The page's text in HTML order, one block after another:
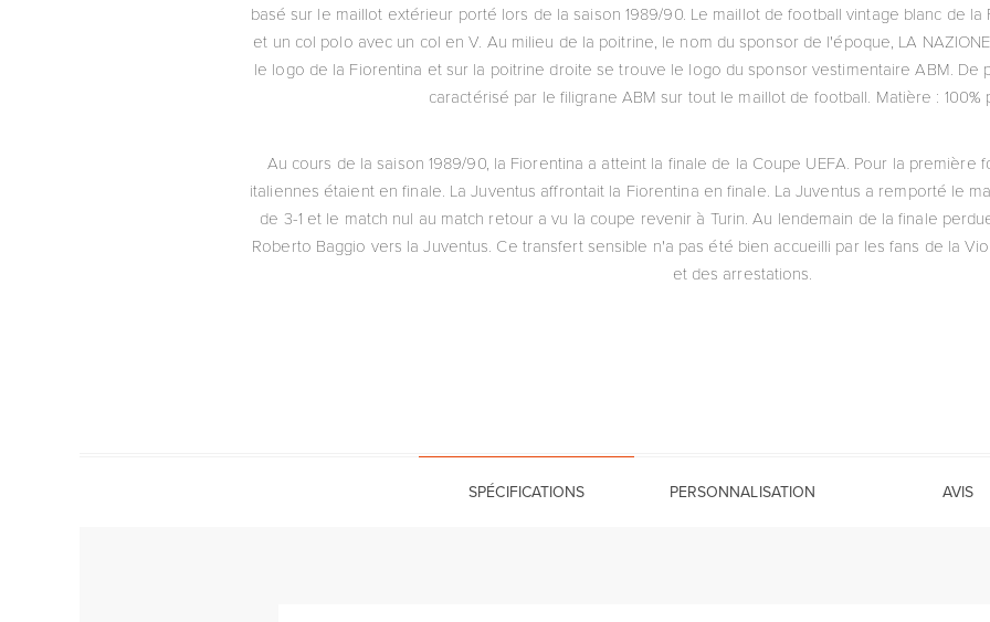
basé sur le maillot extérieur porté lors de la saison 1989/90. Le maillot de football vintage blanc de
et un col polo avec un col en V. Au milieu de la poitrine, le nom du sponsor de l'époque, LA
le logo de la Fiorentina et sur la poitrine droite se trouve le logo du sponsor vestimentaire ABM. De
caractérisé par le filigrane ABM sur tout le maillot de football. Matière : 100%
Au cours de la saison 1989/90, la Fiorentina a atteint la finale de la Coupe UEFA. Pour la première
italiennes étaient en finale. La Juventus affrontait la Fiorentina en finale. La Juventus a remporté le
de 3-1 et le match nul au match retour a vu la coupe revenir à Turin. Au lendemain de la finale
Roberto Baggio vers la Juventus. Ce transfert sensible n'a pas été bien accueilli par les fans de la
et des arrestations.
SPÉCIFICATIONS PERSONNALISATION AVIS